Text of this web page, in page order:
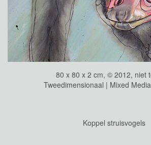
80 x 80 x 2 cm, © 2012, niet
Tweedimensionaal | Mixed
Koppel struisvogels